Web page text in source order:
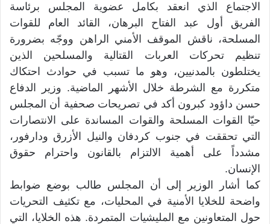
الاجتماع الذي انعقد بكامل عضوية المجلس برئاسة
الفريق أول عبد الفتاح البرهان، القائد العام للقوات
المسلحة، ناقش الموقف الأمني الراهن ووجّه بضرورة
تنظيم تحركات العربات القتالية والمسلحين الذين
يختلطون بالمدنيين، وهو ما تسبب في حوادث احتكاك
متكررة مع الشرطة خلال الأشهر الماضية. وزير الدفاع
حسن داؤود كبرون أكد في تصريحات صحفية أن المجلس
حيّا القوات المسلحة والقوات المساندة على الانتصارات
التي تحققت في جنوب كردفان والنيل الأزرق ودارفور،
مشدداً على أهمية الالتزام بالقانون واحترام حقوق
الإنسان.
كما أشار الوزير إلى أن المجلس طالب بوضع ضوابط
واضحة للخلايا الأمنية في المحليات، مع تكثيف التحريات
حول المتعاونين مع المليشيات المتمردة. هذه الخلايا، التي